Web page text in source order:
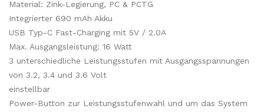
Material: Zink-Legierung, PC & PCTG
Integrierter 690 mAh Akku
USB Typ-C Fast-Charging mit 5V / 2.0A
Max. Ausgangsleistung: 16 Watt
3 unterschiedliche Leistungsstufen mit Ausgangsspannungen
von 3.2, 3.4 und 3.6 Volt
einstellbar
Power-Button zur Leistungsstufenwahl und um das System